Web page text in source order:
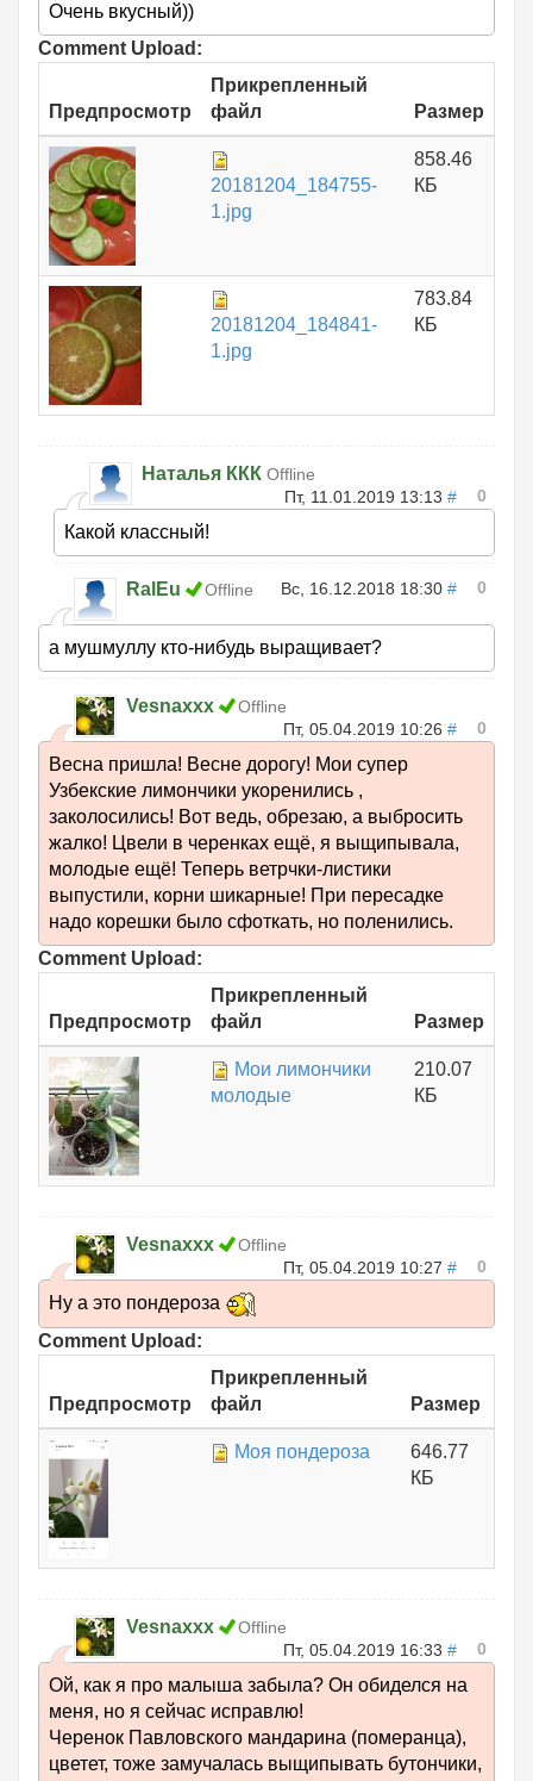
Очень вкусный))
Comment Upload:
Предпросмотр
Прикрепленный
файл
Размер
20181204_184755-
1.jpg
858.46
КБ
20181204_184841-
1.jpg
783.84
КБ
Наталья ККК Offline
Пт, 11.01.2019 13:13 # 0
Какой классный!
RalEu Offline Вс, 16.12.2018 18:30 # 0
а мушмуллу кто-нибудь выращивает?
Vesnaxxx
Offline
Пт, 05.04.2019 10:26 # 0
Весна пришла! Весне дорогу! Мои супер
Узбекские лимончики укоренились ,
заколосились! Вот ведь, обрезаю, а выбросить
жалко! Цвели в черенках ещё, я выщипывала,
молодые ещё! Теперь ветрчки-листики
выпустили, корни шикарные! При пересадке
надо корешки было сфоткать, но поленились.
Comment Upload:
Предпросмотр
Прикрепленный
файл
Размер
Мои лимончики
молодые
210.07
КБ
Vesnaxxx
Offline
Пт, 05.04.2019 10:27 # 0
Ну а это пондероза
Comment Upload:
Предпросмотр
Прикрепленный
файл
Размер
Моя пондероза
646.77
КБ
Vesnaxxx
Offline
Пт, 05.04.2019 16:33 # 0
Ой, как я про малыша забыла? Он обиделся на
меня, но я сейчас исправлю!
Черенок Павловского мандарина (померанца),
цветет, тоже замучалась выщипывать бутончики,